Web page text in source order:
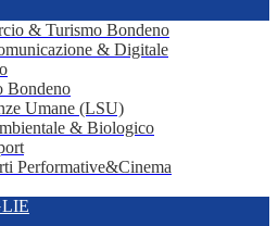
& Turismo Bondeno
& Digitale
Bondeno
Umane (LSU)
& Biologico
Performative&Cinema